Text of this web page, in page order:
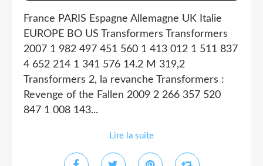
France PARIS Espagne Allemagne UK Italie
EUROPE BO US Transformers Transformers
2007 1 982 497 451 560 1 413 012 1 511 837
4 652 214 1 341 576 14.2 M 319,2
Transformers 2, la revanche Transformers :
Revenge of the Fallen 2009 2 266 357 520
847 1 008 143...
Lire la suite